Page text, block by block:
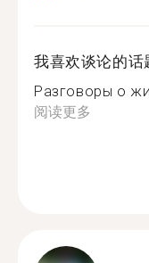
我喜欢谈论的话
Разговоры о
阅读更多